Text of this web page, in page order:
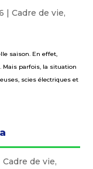
|Cadre de vie,
saison. En effet,
Mais parfois, la situation
scies électriques et
Cadre de vie,